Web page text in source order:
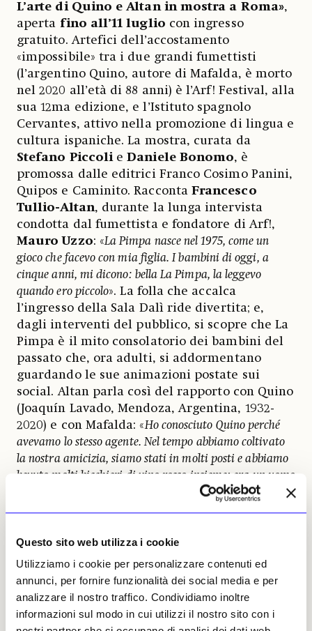
Questo sito web utilizza i cookie
Utilizziamo i cookie per personalizzare contenuti ed
annunci, per fornire funzionalità dei social media e per
analizzare il nostro traffico. Condividiamo inoltre
informazioni sul modo in cui utilizzi il nostro sito con i
L’arte di Quino e Altan in mostra a Roma»,
aperta fino all’11 luglio con ingresso
gratuito. Artefici dell’accostamento
«impossibile» tra i due grandi fumettisti
(l’argentino Quino, autore di Mafalda, è morto
nel 2020 all’età di 88 anni) è l’Arf! Festival, alla
sua 12ma edizione, e l’Istituto spagnolo
Cervantes, attivo nella promozione di lingua e
cultura ispaniche. La mostra, curata da
Stefano PiccolieDaniele Bonomo, è
promossa dalle editrici Franco Cosimo Panini,
Quipos e Caminito. Racconta Francesco
Tullio-Altan, durante la lunga intervista
condotta dal fumettista e fondatore di Arf!,
Mauro Uzzo: «La Pimpa nasce nel 1975, come un
gioco che facevo con mia figlia. I bambini di oggi, a
cinque anni, mi dicono: bella La Pimpa, la leggevo
quando ero piccolo». La folla che accalca
l’ingresso della Sala Dalì ride divertita; e,
dagli interventi del pubblico, si scopre che La
Pimpa è il mito consolatorio dei bambini del
passato che, ora adulti, si addormentano
guardando le sue animazioni postate sui
social. Altan parla così del rapporto con Quino
(Joaquín Lavado, Mendoza, Argentina, 1932-
2020) e con Mafalda: «Ho conosciuto Quino perché
avevamo lo stesso agente. Nel tempo abbiamo coltivato
la nostra amicizia, siamo stati in molti posti e abbiamo
bevuto molti bicchieri di vino rosso insieme; era un uomo
che si esprimeva sempre a bassa voce. Mafalda e La
Le sale espositive contengono qualche decina
di riproduzioni di Mafalda in stile Artist’s
edition e di tavole originali de La Pimpa. Da
un lato, la bambina assertiva che contesta il
mondo e pone domande scomode; dall’altro,